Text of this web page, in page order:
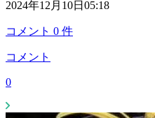
2024年12月10日05:18
コメント 0 件
コメント
0